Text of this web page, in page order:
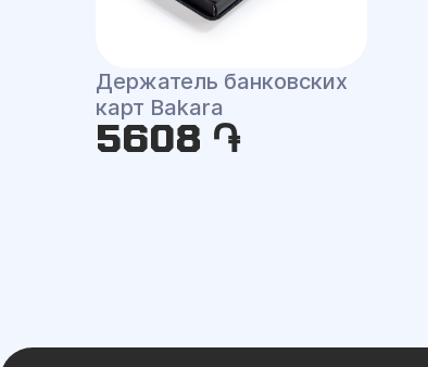
Держатель банковских
карт Bakara
5608 ֏